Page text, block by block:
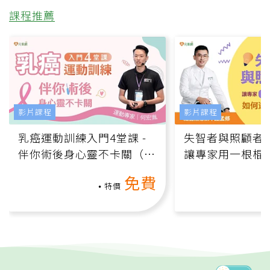
課程推薦
乳癌運動訓練入門4堂課 -
伴你術後身心靈不卡關（線
特價 免費
影片課程
失智者與照顧者
讓專家用一根棍
影片課程